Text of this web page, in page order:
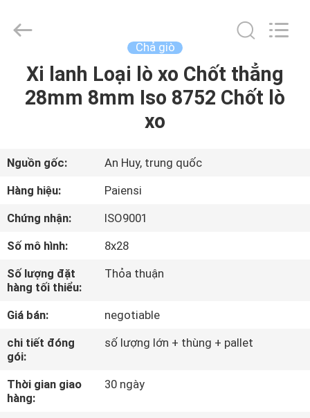
TRANG
CHỦ
SẢN
PHẨM
CHÚNG
TÔI
THAM
QUAN
MÁY
Metallic
Products
Chả giò
Xi lanh Loại lò xo Chốt thẳng
28mm 8mm Iso 8752 Chốt lò
xo
Nguồn gốc:
An Huy, trung quốc
Hàng hiệu:
Paiensi
Chứng nhận:
ISO9001
Số mô hình:
8x28
Số lượng đặt
hàng tối thiểu:
Thỏa thuận
Giá bán:
negotiable
chi tiết đóng
gói:
số lượng lớn + thùng + pallet
Thời gian giao
hàng:
30 ngày